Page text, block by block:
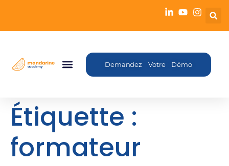
Demandez Votre Démo
Étiquette :
formateur